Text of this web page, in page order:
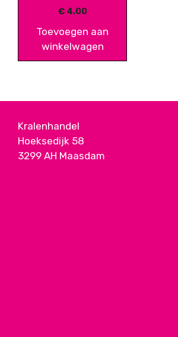
€4,00
Toevoegen aan
winkelwagen
Kralenhandel
Hoeksedijk 58
3299 AH Maasdam